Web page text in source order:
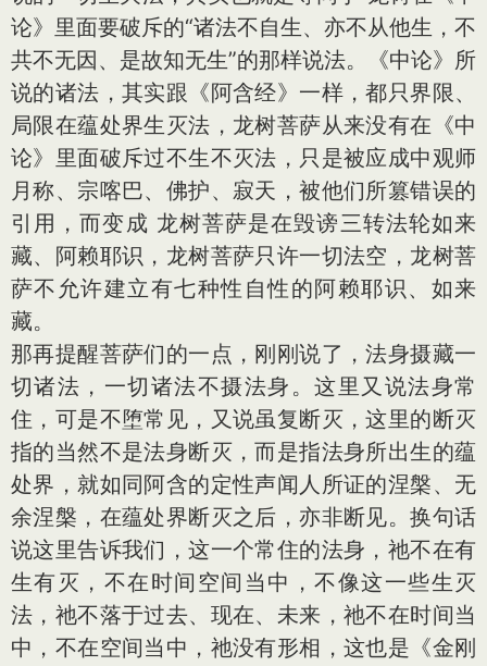
论》里面要破斥的“诸法不自生、亦不从他生，不
共不无因、是故知无生”的那样说法。《中论》所
说的诸法，其实跟《阿含经》一样，都只界限、
局限在蕴处界生灭法，龙树菩萨从来没有在《中
论》里面破斥过不生不灭法，只是被应成中观师
月称、宗喀巴、佛护、寂天，被他们所篡错误的
引用，而变成 龙树菩萨是在毁谤三转法轮如来
藏、阿赖耶识，龙树菩萨只许一切法空，龙树菩
萨不允许建立有七种性自性的阿赖耶识、如来
藏。
那再提醒菩萨们的一点，刚刚说了，法身摄藏一
切诸法，一切诸法不摄法身。这里又说法身常
住，可是不堕常见，又说虽复断灭，这里的断灭
指的当然不是法身断灭，而是指法身所出生的蕴
处界，就如同阿含的定性声闻人所证的涅槃、无
余涅槃，在蕴处界断灭之后，亦非断见。换句话
说这里告诉我们，这一个常住的法身，祂不在有
生有灭，不在时间空间当中，不像这一些生灭
法，祂不落于过去、现在、未来，祂不在时间当
中，不在空间当中，祂没有形相，这也是《金刚